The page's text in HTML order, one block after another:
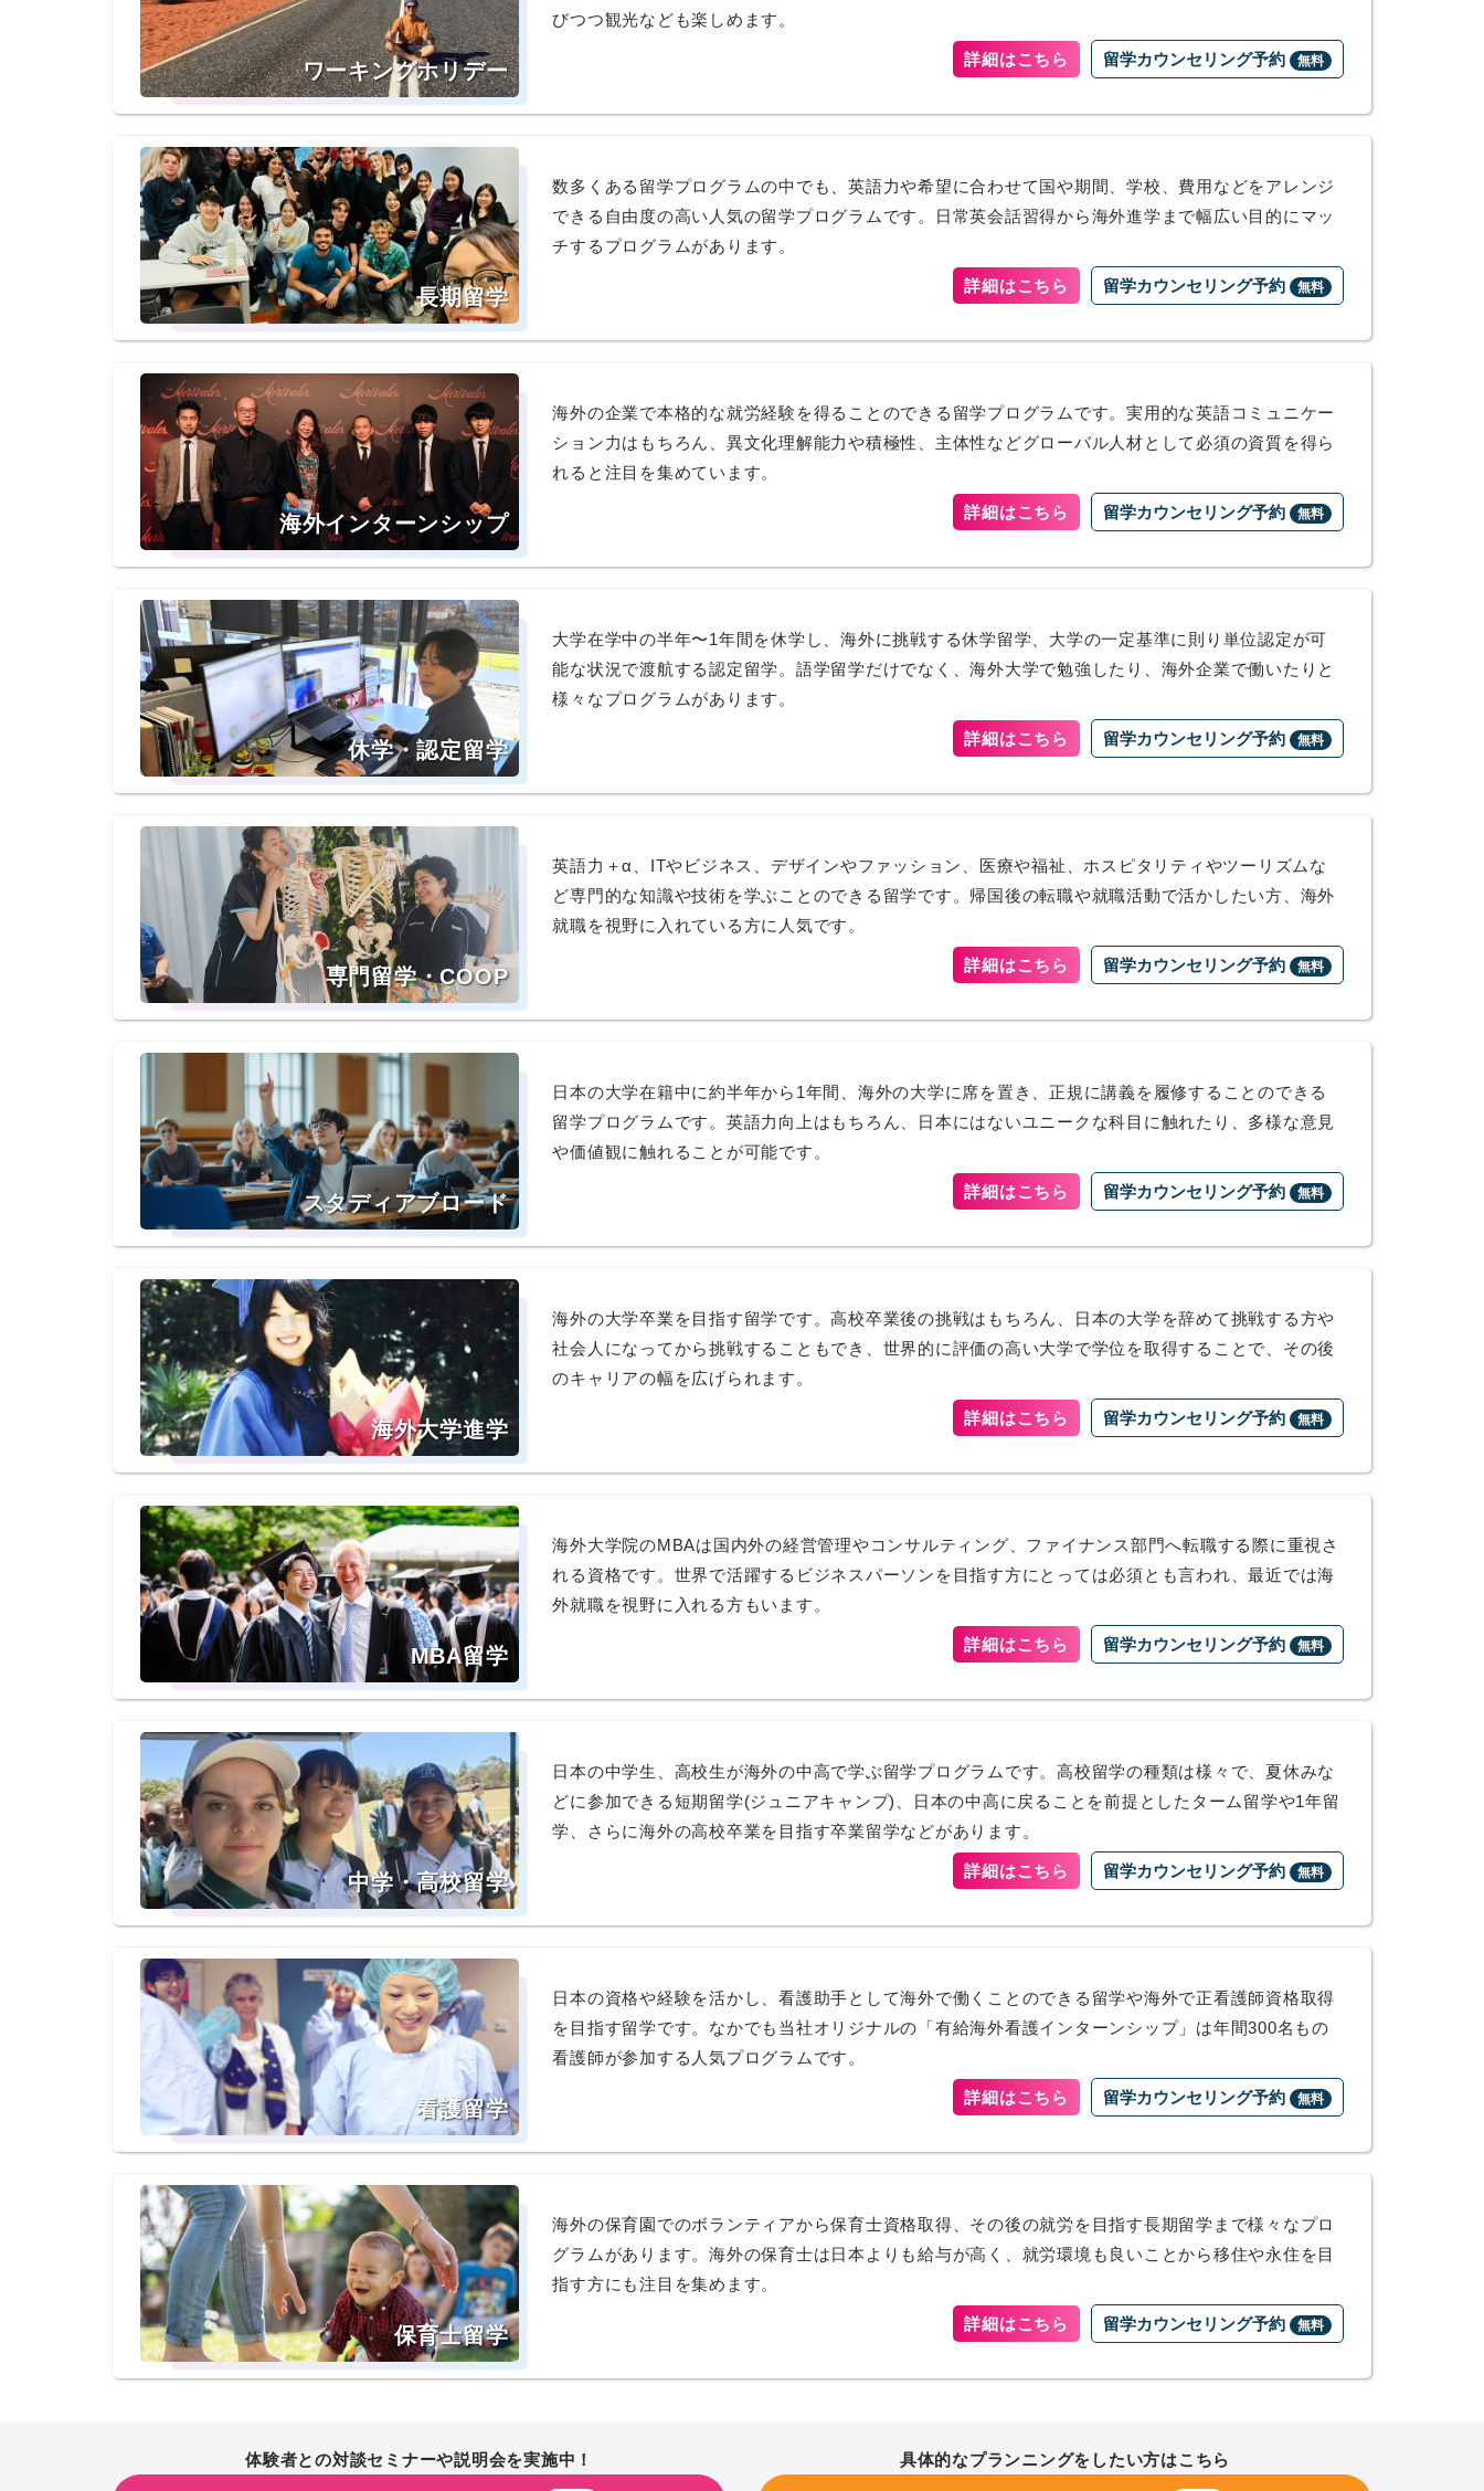
ワーキングホリデー
びつつ観光なども楽しめます。
詳細はこちら 留学カウンセリング予約 無料
長期留学
数多くある留学プログラムの中でも、英語力や希望に合わせて国や期間、学校、費用などをアレンジ
できる自由度の高い人気の留学プログラムです。日常英会話習得から海外進学まで幅広い目的にマッ
チするプログラムがあります。
詳細はこちら 留学カウンセリング予約 無料
海外インターンシップ
海外の企業で本格的な就労経験を得ることのできる留学プログラムです。実用的な英語コミュニケー
ション力はもちろん、異文化理解能力や積極性、主体性などグローバル人材として必須の資質を得ら
れると注目を集めています。
詳細はこちら 留学カウンセリング予約 無料
休学・認定留学
大学在学中の半年〜1年間を休学し、海外に挑戦する休学留学、大学の一定基準に則り単位認定が可
能な状況で渡航する認定留学。語学留学だけでなく、海外大学で勉強したり、海外企業で働いたりと
様々なプログラムがあります。
詳細はこちら 留学カウンセリング予約 無料
専門留学・COOP
英語力＋α、ITやビジネス、デザインやファッション、医療や福祉、ホスピタリティやツーリズムな
ど専門的な知識や技術を学ぶことのできる留学です。帰国後の転職や就職活動で活かしたい方、海外
就職を視野に入れている方に人気です。
詳細はこちら 留学カウンセリング予約 無料
スタディアブロード
日本の大学在籍中に約半年から1年間、海外の大学に席を置き、正規に講義を履修することのできる
留学プログラムです。英語力向上はもちろん、日本にはないユニークな科目に触れたり、多様な意見
や価値観に触れることが可能です。
詳細はこちら 留学カウンセリング予約 無料
海外大学進学
海外の大学卒業を目指す留学です。高校卒業後の挑戦はもちろん、日本の大学を辞めて挑戦する方や
社会人になってから挑戦することもでき、世界的に評価の高い大学で学位を取得することで、その後
のキャリアの幅を広げられます。
詳細はこちら 留学カウンセリング予約 無料
MBA留学
海外大学院のMBAは国内外の経営管理やコンサルティング、ファイナンス部門へ転職する際に重視さ
れる資格です。世界で活躍するビジネスパーソンを目指す方にとっては必須とも言われ、最近では海
外就職を視野に入れる方もいます。
詳細はこちら 留学カウンセリング予約 無料
中学・高校留学
日本の中学生、高校生が海外の中高で学ぶ留学プログラムです。高校留学の種類は様々で、夏休みな
どに参加できる短期留学(ジュニアキャンプ)、日本の中高に戻ることを前提としたターム留学や1年留
学、さらに海外の高校卒業を目指す卒業留学などがあります。
詳細はこちら 留学カウンセリング予約 無料
看護留学
日本の資格や経験を活かし、看護助手として海外で働くことのできる留学や海外で正看護師資格取得
を目指す留学です。なかでも当社オリジナルの「有給海外看護インターンシップ」は年間300名もの
看護師が参加する人気プログラムです。
詳細はこちら 留学カウンセリング予約 無料
保育士留学
海外の保育園でのボランティアから保育士資格取得、その後の就労を目指す長期留学まで様々なプロ
グラムがあります。海外の保育士は日本よりも給与が高く、就労環境も良いことから移住や永住を目
指す方にも注目を集めます。
詳細はこちら 留学カウンセリング予約 無料
体験者との対談セミナーや説明会を実施中！ 具体的なプランニングをしたい方はこちら